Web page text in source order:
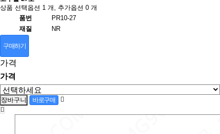
상품 선택옵션 1 개, 추가옵션 0 개
품번
PR10-27
재질
NR
구매하기
가격
가격